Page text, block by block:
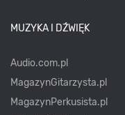
MUZYKA I DŹWIĘK
Audio.com.pl
MagazynGitarzysta.pl
MagazynPerkusista.pl